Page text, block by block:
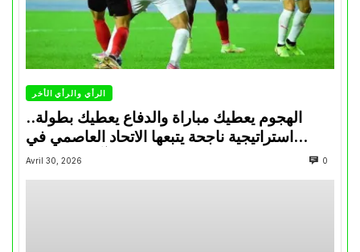
الرأي والرأي الأخر
الهجوم يعطيك مباراة والدفاع يعطيك بطولة..
استراتيجية ناجحة يتبعها الاتحاد العاصمي في
تتويجاته آخر السنوات
Avril 30, 2026 0